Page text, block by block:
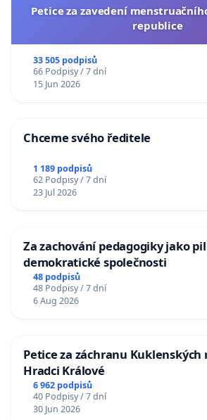
Petice za zavedení
republice
33 505 podpisů
66 Podpisy / 7 dní
15 Jun 2026
Chceme svého ředitele
1 189 podpisů
62 Podpisy / 7 dní
23 Jul 2026
Za zachování pedagogiky jako
demokratické společnosti
48 podpisů
48 Podpisy / 7 dní
6 Aug 2026
Petice za záchranu Kuklenských
Hradci Králové
6 962 podpisů
40 Podpisy / 7 dní
30 Jun 2026